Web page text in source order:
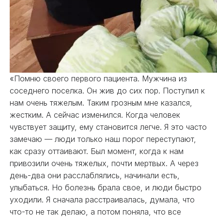
«Помню своего первого пациента. Мужчина из
соседнего поселка. Он жив до сих пор. Поступил к
нам очень тяжелым. Таким грозным мне казался,
жестким. А сейчас изменился. Когда человек
чувствует защиту, ему становится легче. Я это часто
замечаю — люди только наш порог переступают,
как сразу оттаивают. Был момент, когда к нам
привозили очень тяжелых, почти мертвых. А через
день-два они расслаблялись, начинали есть,
улыбаться. Но болезнь брала свое, и люди быстро
уходили. Я сначала расстраивалась, думала, что
что-то не так делаю, а потом поняла, что все